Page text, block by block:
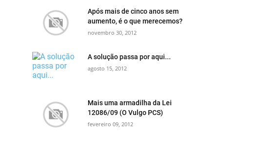
Após mais de cinco anos sem
aumento, é o que merecemos?
novembro 30, 2012
A solução passa por aqui...
agosto 15, 2012
Mais uma armadilha da Lei
12086/09 (O Vulgo PCS)
fevereiro 09, 2012